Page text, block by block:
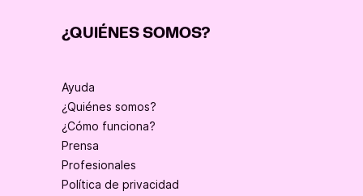
¿QUIÉNES SOMOS?
Ayuda
¿Quiénes somos?
¿Cómo funciona?
Prensa
Profesionales
Política de privacidad